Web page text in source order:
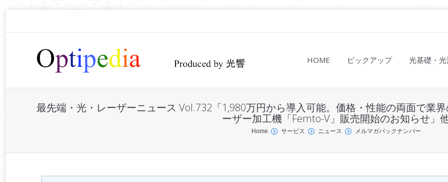
HOME ピックアップ 光基礎・
最先端・光・レーザーニュース Vol.732「1,980万円から導入可能。価格・性能の両面で業
ーザー加工機「Femto-V」販売開始のお知らせ」
Home サービス ニュース メルマガバックナンバー